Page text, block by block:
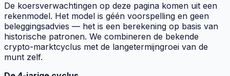
De koersverwachtingen op deze pagina komen uit een
rekenmodel. Het model is géén voorspelling en geen
beleggingsadvies — het is een berekening op basis van
historische patronen. We combineren de bekende
crypto-marktcyclus met de langetermijngroei van de
munt zelf.